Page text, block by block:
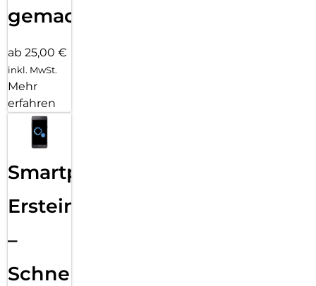
gemacht!
ab 25,00 €
inkl. MwSt.
Mehr
erfahren
Smartphone
Ersteinrichtung
–
Schnelle